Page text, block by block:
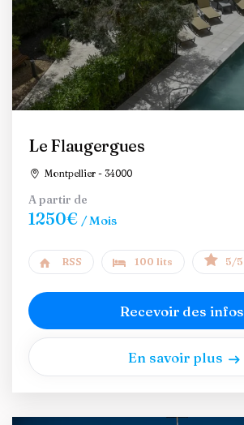
Le Flaugergues
Montpellier - 34000
A partir de
1250€ / Mois
RSS 100 lits 5/5
Recevoir des infos
En savoir plus